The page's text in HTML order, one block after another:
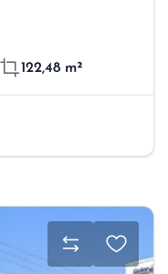
122,48 m²